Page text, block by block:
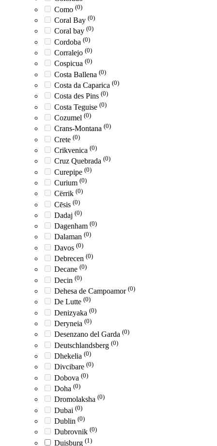
Como (0)
Coral Bay (0)
Coral bay (0)
Cordoba (0)
Corralejo (0)
Cospicua (0)
Costa Ballena (0)
Costa da Caparica (0)
Costa des Pins (0)
Costa Teguise (0)
Cozumel (0)
Crans-Montana (0)
Crete (0)
Crikvenica (0)
Cruz Quebrada (0)
Curepipe (0)
Curium (0)
Cërrik (0)
Cēsis (0)
Dadaj (0)
Dagenham (0)
Dalaman (0)
Davos (0)
Debrecen (0)
Decane (0)
Decin (0)
Dehesa de Campoamor (0)
De Lutte (0)
Denizyaka (0)
Deryneia (0)
Desenzano del Garda (0)
Deutschlandsberg (0)
Dhekelia (0)
Divcibare (0)
Dobova (0)
Doha (0)
Dromolaksha (0)
Dubai (0)
Dublin (0)
Dubrovnik (0)
Duisburg (1)